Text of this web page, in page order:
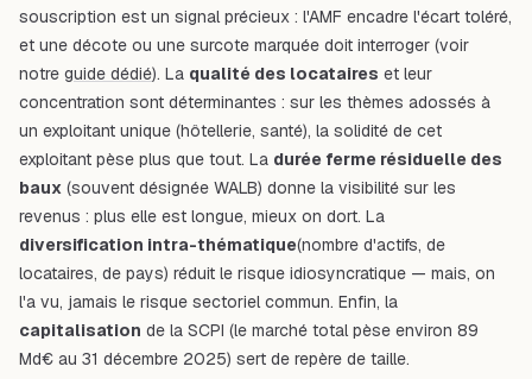
souscription est un signal précieux : l'AMF encadre l'écart toléré,
et une décote ou une surcote marquée doit interroger (voir
notre guide dédié). La qualité des locataires et leur
concentration sont déterminantes : sur les thèmes adossés à
un exploitant unique (hôtellerie, santé), la solidité de cet
exploitant pèse plus que tout. La durée ferme résiduelle des
baux (souvent désignée WALB) donne la visibilité sur les
revenus : plus elle est longue, mieux on dort. La
diversification intra-thématique(nombre d'actifs, de
locataires, de pays) réduit le risque idiosyncratique — mais, on
l'a vu, jamais le risque sectoriel commun. Enfin, la
capitalisation de la SCPI (le marché total pèse environ 89
Md€ au 31 décembre 2025) sert de repère de taille.